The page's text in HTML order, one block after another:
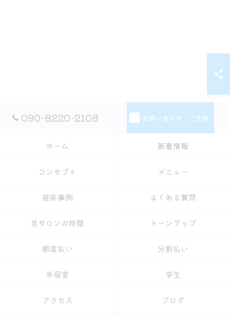
090-8220-2108 お問い合わせ・ご予約
ホーム 新着情報
コンセプト メニュー
施術事例 よくある質問
当サロンの特徴 トーンアップ
都度払い 分割払い
半個室 学生
アクセス ブログ